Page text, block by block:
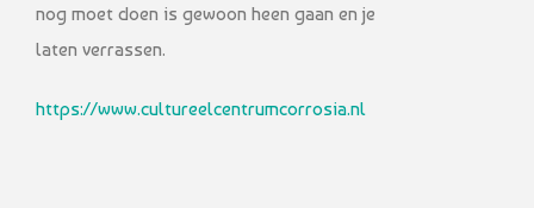
nog moet doen is gewoon heen gaan en je
laten verrassen.
https://www.cultureelcentrumcorrosia.nl